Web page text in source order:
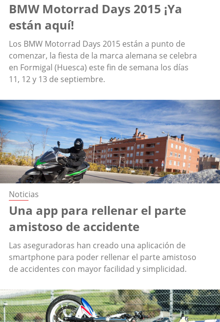
BMW Motorrad Days 2015 ¡Ya
están aquí!
Los BMW Motorrad Days 2015 están a punto de
comenzar, la fiesta de la marca alemana se celebra
en Formigal (Huesca) este fin de semana los días
11, 12 y 13 de septiembre.
Noticias
Una app para rellenar el parte
amistoso de accidente
Las aseguradoras han creado una aplicación de
smartphone para poder rellenar el parte amistoso
de accidentes con mayor facilidad y simplicidad.